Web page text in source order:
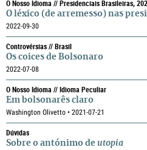
O Nosso Idioma // Presidenciais Brasileiras,
O léxico (de arremesso) nas
2022-09-30
Controvérsias // Brasil
Os coices de Bolsonaro
2022-07-08
O Nosso Idioma // Idioma Peculiar
Em bolsonarês claro
Washington Olivetto • 2021-07-21
Dúvidas
Sobre o antónimo de utopia